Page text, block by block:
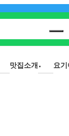
맛집소개 요